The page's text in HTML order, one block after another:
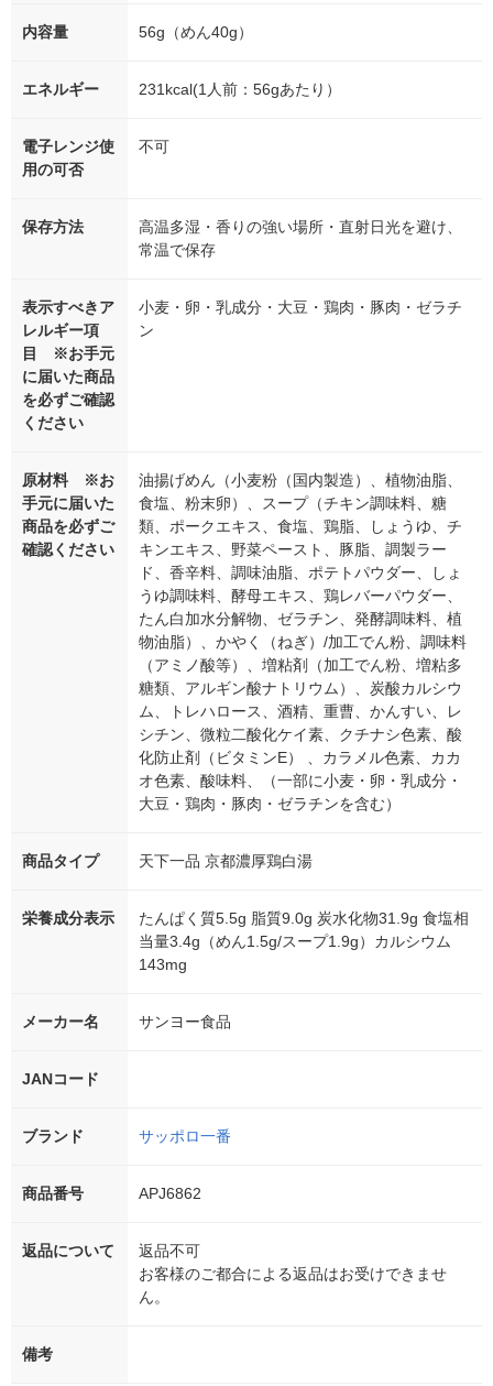
内容量 56g（めん40g）
エネルギー 231kcal(1人前：56gあたり）
電子レンジ使
用の可否
不可
保存方法
高温多湿・香りの強い場所・直射日光を避け、
常温で保存
表示すべきア
レルギー項
目 ※お手元
に届いた商品
を必ずご確認
ください
小麦・卵・乳成分・大豆・鶏肉・豚肉・ゼラチ
ン
原材料 ※お
手元に届いた
商品を必ずご
確認ください
油揚げめん（小麦粉（国内製造）、植物油脂、
食塩、粉末卵）、スープ（チキン調味料、糖
類、ポークエキス、食塩、鶏脂、しょうゆ、チ
キンエキス、野菜ペースト、豚脂、調製ラー
ド、香辛料、調味油脂、ポテトパウダー、しょ
うゆ調味料、酵母エキス、鶏レバーパウダー、
たん白加水分解物、ゼラチン、発酵調味料、植
物油脂）、かやく（ねぎ）/加工でん粉、調味料
（アミノ酸等）、増粘剤（加工でん粉、増粘多
糖類、アルギン酸ナトリウム）、炭酸カルシウ
ム、トレハロース、酒精、重曹、かんすい、レ
シチン、微粒二酸化ケイ素、クチナシ色素、酸
化防止剤（ビタミンE） 、カラメル色素、カカ
オ色素、酸味料、（一部に小麦・卵・乳成分・
大豆・鶏肉・豚肉・ゼラチンを含む）
商品タイプ 天下一品 京都濃厚鶏白湯
栄養成分表示
たんぱく質5.5g 脂質9.0g 炭水化物31.9g 食塩相
当量3.4g（めん1.5g/スープ1.9g）カルシウム
143mg
メーカー名 サンヨー食品
JANコード
ブランド サッポロ一番
商品番号 APJ6862
返品について
返品不可
お客様のご都合による返品はお受けできませ
ん。
備考